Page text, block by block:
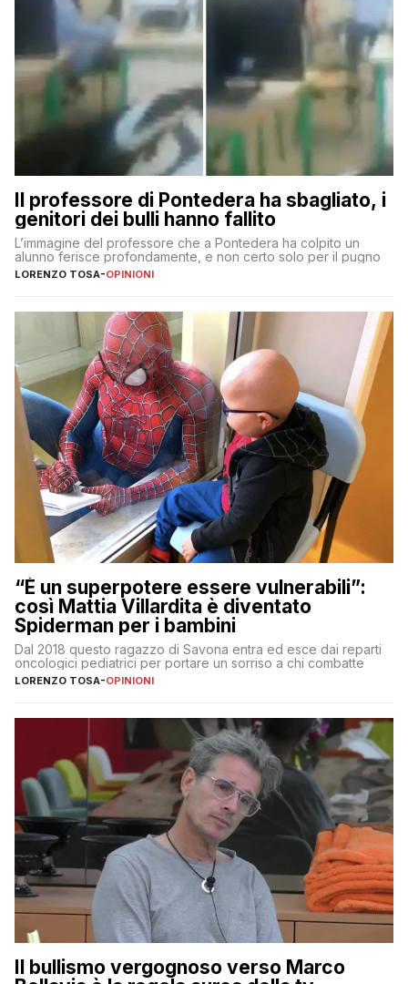
Il professore di Pontedera ha sbagliato, i
genitori dei bulli hanno fallito
L’immagine del professore che a Pontedera ha colpito un
alunno ferisce profondamente, e non certo solo per il pugno
LORENZO TOSA-OPINIONI
“È un superpotere essere vulnerabili”:
così Mattia Villardita è diventato
Spiderman per i bambini
Dal 2018 questo ragazzo di Savona entra ed esce dai reparti
oncologici pediatrici per portare un sorriso a chi combatte
LORENZO TOSA-OPINIONI
Il bullismo vergognoso verso Marco